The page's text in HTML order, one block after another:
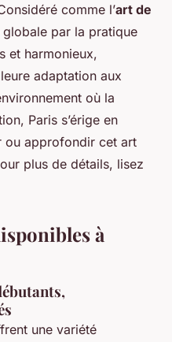
comme l’art de
par la pratique
et harmonieux,
adaptation aux
où la
Paris s’érige en
ou approfondir cet art
plus de détails, lisez
à
une variété